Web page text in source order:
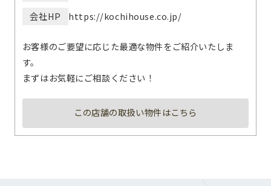
会社HP
https://kochihouse.co.jp/
お客様のご要望に応じた最適な物件をご紹介いたしま
す。
まずはお気軽にご相談ください！
この店舗の取扱い物件はこちら